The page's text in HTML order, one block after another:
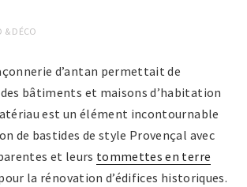
& DÉCO
d’antan permettait de
bâtiments et maisons d’habitation
est un élément incontournable
de bastides de style Provençal avec
et leurs tommettes en terre
la rénovation d’édifices historiques.